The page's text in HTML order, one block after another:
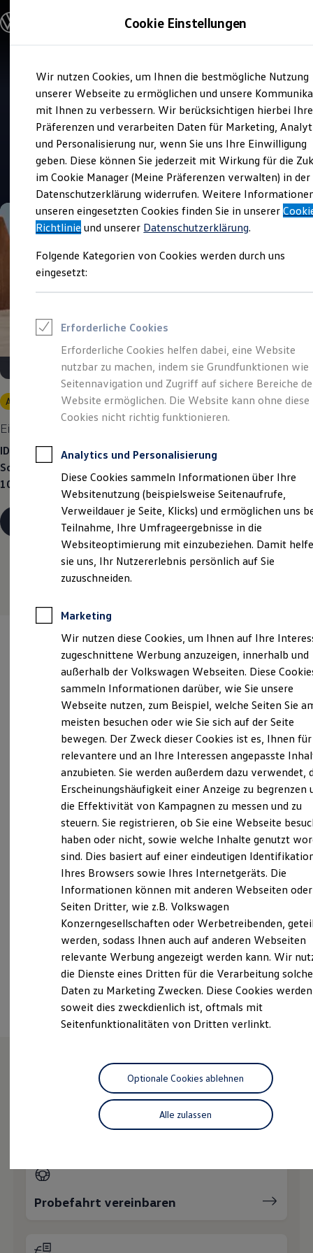
Hauptinhalt
springen
Footer
springen
Modelle und Konfigurator
Modelle vergleichen
Elektroautos
ENERGY Sondermodelle
Nutzfahrzeuge
SUV und CUV
Familienautos
Kombis
Kompaktwagen
Sportwagen
Schnell verfügbare Fahrzeuge
Angebote und Produkte
Aktuelle Angebote
E-Auto-Förderung
Volkswagen Marktplatz
Junge Gebrauchtwagen und Gebrauchtwagen
Volkswagen Zertifizierte Gebrauchtwagen
Zubehör- und Serviceangebote
Leasing
Leasing-Angebote
Gebrauchtwagen Leasing
Junge Gebrauchtwagen-Leasing
Elektroauto Leasing
Kleinwagen-Leasing
Leasing ohne Anzahlung
Finanzierung
Kfz-Versicherung
Restschuldversicherungen
Garantien
Wartungsverträge
Geschäftskunden
Professional Class bei Volkswagen
Großkunden
Behörden
Direktkunden
Sonderfahrzeuge
Anpfiff zum Gewinn
Elektroautos
ID. Tutorials
Elektrofahrzeugkonzepte
Reichweite
Reichweite der ID. Modelle
Reichweite im Winter
Laden
Laden unterwegs
Laden Zuhause
Ladestationen finden
Ladezeitensimulator
Batterie
Sicherheit
Garantie und Lebensdauer
Nachhaltigkeit
Technologie
Kosten und Kauf
Verbrauchskosten
Kaufoptionen
E-Auto-Förderung
Software und Konnektivität
ID. Software Versionen und Updates
Digitale Extras
Schnittstellen zu Ihrem ID.
Hybridautos
Marke und Erlebnis
Volkswagen R und R Experience
R-Modelle
Driving Experience
Volkswagen entdecken
Lifestyle Shop
T-Roc Kollektion
Golf Kollektion
ID. Kollektion
Volkswagen Kollektion
R-Kollektion
myVolkswagen
Verkauf und Service
Horst Saur Kraftfahrzeuge
4.9 269 Bewertungen
Angebot gültig bis 30.09.2026 Privatkunden
Eine Spur Extra. Der neue vollelektrische ID. Polo.
ID. Polo Life ab 238,00 €mtl. leasen | 3.000,07 €
Sonderzahlung | 48 Monate Laufzeit | Jährliche Fahrleistung:
10.000 km
Details ansehen
Verantwortlich für die Inhalte auf dieser Seite ist die Horst Saur
GmbH Kraftfahrzeuge
Impressum & Rechtliches
Priener Straße 49, 83233 Bernau
info@saur-autohaus.de
+49 8051 98770
Montag - Freitag 07:30 - 18:00
Uhr
Samstag
08:30 -12:00 Uhr
Sonntag
Geschlossen
Ansprechpartner
Wie können wir
Ihnen weiterhelfen?
Probefahrt vereinbaren
Cookie Einstellungen
Wir nutzen Cookies, um Ihnen die bestmögliche Nutzung
unserer Webseite zu ermöglichen und unsere
mit Ihnen zu verbessern. Wir berücksichtigen hierbei Ihre
Präferenzen und verarbeiten Daten für Marketing,
und Personalisierung nur, wenn Sie uns Ihre Einwilligung
geben. Diese können Sie jederzeit mit Wirkung für die
im Cookie Manager (Meine Präferenzen verwalten) in der
Datenschutzerklärung widerrufen. Weitere
unseren eingesetzten Cookies finden Sie in unserer
Richtlinie und unserer Datenschutzerklärung.
Folgende Kategorien von Cookies werden durch uns
eingesetzt:
Erforderliche Cookies
Erforderliche Cookies helfen dabei, eine Website
nutzbar zu machen, indem sie Grundfunktionen wie
Seitennavigation und Zugriff auf sichere Bereiche
Website ermöglichen. Die Website kann ohne diese
Cookies nicht richtig funktionieren.
Analytics und Personalisierung
Diese Cookies sammeln Informationen über Ihre
Websitenutzung (beispielsweise Seitenaufrufe,
Verweildauer je Seite, Klicks) und ermöglichen uns
Teilnahme, Ihre Umfrageergebnisse in die
Websiteoptimierung mit einzubeziehen. Damit
sie uns, Ihr Nutzererlebnis persönlich auf Sie
zuzuschneiden.
Marketing
Wir nutzen diese Cookies, um Ihnen auf Ihre
zugeschnittene Werbung anzuzeigen, innerhalb und
außerhalb der Volkswagen Webseiten. Diese
sammeln Informationen darüber, wie Sie unsere
Webseite nutzen, zum Beispiel, welche Seiten Sie
meisten besuchen oder wie Sie sich auf der Seite
bewegen. Der Zweck dieser Cookies ist es, Ihnen für
relevantere und an Ihre Interessen angepasste
anzubieten. Sie werden außerdem dazu verwendet,
Erscheinungshäufigkeit einer Anzeige zu begrenzen
die Effektivität von Kampagnen zu messen und zu
steuern. Sie registrieren, ob Sie eine Webseite
haben oder nicht, sowie welche Inhalte genutzt
sind. Dies basiert auf einer eindeutigen
Ihres Browsers sowie Ihres Internetgeräts. Die
Informationen können mit anderen Webseiten oder
Seiten Dritter, wie z.B. Volkswagen
Konzerngesellschaften oder Werbetreibenden,
werden, sodass Ihnen auch auf anderen Webseiten
relevante Werbung angezeigt werden kann. Wir
die Dienste eines Dritten für die Verarbeitung
Daten zu Marketing Zwecken. Diese Cookies
soweit dies zweckdienlich ist, oftmals mit
Seitenfunktionalitäten von Dritten verlinkt.
Alle zulassen
Optionale Cookies ablehnen